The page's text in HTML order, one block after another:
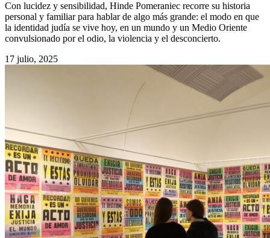
Con lucidez y sensibilidad, Hinde Pomeraniec recorre su historia
personal y familiar para hablar de algo más grande: el modo en que
la identidad judía se vive hoy, en un mundo y un Medio Oriente
convulsionado por el odio, la violencia y el desconcierto.
17 julio, 2025